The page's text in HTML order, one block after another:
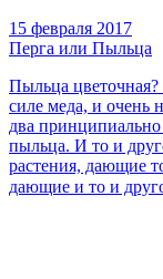
15 февраля 2017
Перга или Пыльца
Пыльца
силе меда, и очень
два
пыльца. И то и
растения, дающие
дающие и то и